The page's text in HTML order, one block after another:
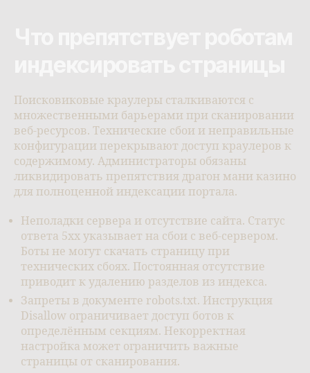
Поисковиковые краулеры сталкиваются с
множественными барьерами при сканировании
веб-ресурсов. Технические сбои и неправильные
конфигурации перекрывают доступ краулеров к
содержимому. Администраторы обязаны
ликвидировать препятствия драгон мани казино
для полноценной индексации портала.
Неполадки сервера и отсутствие сайта. Статус
ответа 5xx указывает на сбои с веб-сервером.
Боты не могут скачать страницу при
технических сбоях. Постоянная отсутствие
приводит к удалению разделов из индекса.
Запреты в документе robots.txt. Инструкция
Disallow ограничивает доступ ботов к
определённым секциям. Некорректная
настройка может ограничить важные
страницы от сканирования.